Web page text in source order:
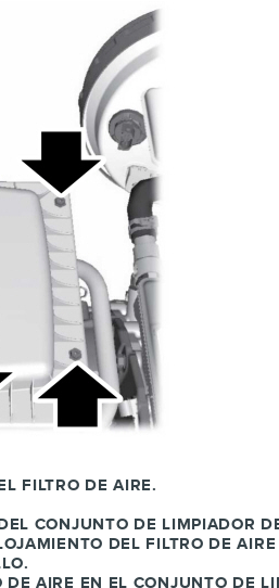
FILTRO DE AIRE.
CONJUNTO DE LIMPIADOR
DEL FILTRO DE
AIRE EN EL CONJUNTO DE